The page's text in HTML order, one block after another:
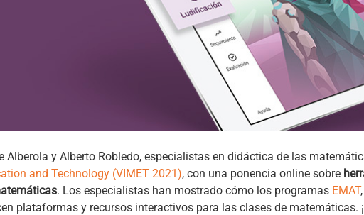
Alberola y Alberto Robledo, especialistas en didáctica de las
and Technology (VIMET 2021), con una ponencia online sobre
. Los especialistas han mostrado cómo los programas EMAT
plataformas y recursos interactivos para las clases de matemáticas.